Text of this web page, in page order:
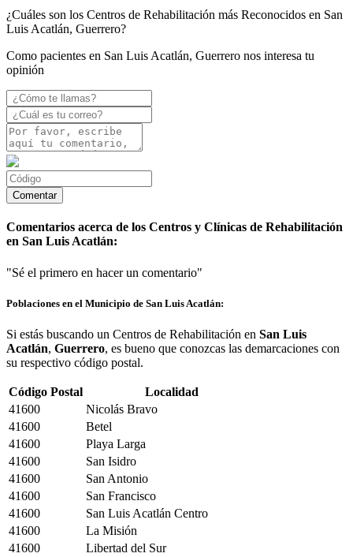
¿Cuáles son los Centros de Rehabilitación más Reconocidos en San
Luis Acatlán, Guerrero?
Como pacientes en San Luis Acatlán, Guerrero nos interesa tu
opinión
Comentarios acerca de los Centros y Clínicas de Rehabilitación
en San Luis Acatlán:
"Sé el primero en hacer un comentario"
Poblaciones en el Municipio de San Luis Acatlán:
Si estás buscando un Centros de Rehabilitación en San Luis
Acatlán, Guerrero, es bueno que conozcas las demarcaciones con
su respectivo código postal.
Código Postal
Localidad
41600
Nicolás Bravo
41600
Betel
41600
Playa Larga
41600
San Isidro
41600
San Antonio
41600
San Francisco
41600
San Luis Acatlán Centro
41600
La Misión
41600
Libertad del Sur